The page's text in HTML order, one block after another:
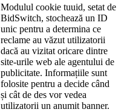
Modulul cookie tuuid, setat de
BidSwitch, stochează un ID
unic pentru a determina ce
reclame au văzut utilizatorii
dacă au vizitat oricare dintre
site-urile web ale agentului de
publicitate. Informațiile sunt
folosite pentru a decide când
și cât de des vor vedea
utilizatorii un anumit banner.